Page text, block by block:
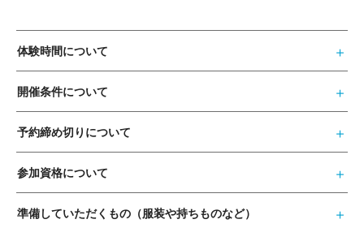
体験時間について
開催条件について
予約締め切りについて
参加資格について
準備していただくもの（服装や持ちものなど）